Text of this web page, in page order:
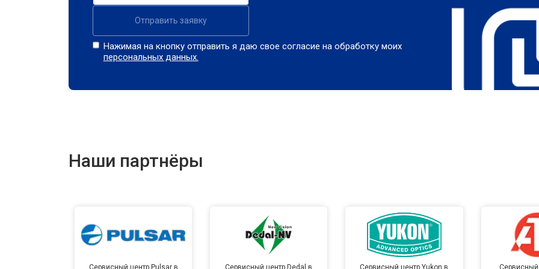
Отправить заявку
Нажимая на кнопку отправить я даю свое согласие на обработку моих
персональных данных.
Наши партнёры
Сервисный центр Pulsar в
Сервисный центр Dedal в
Сервисный центр Yukon в
Сервисный